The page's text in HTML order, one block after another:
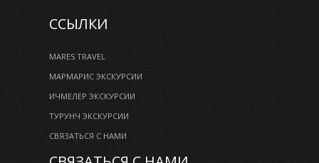
ССЫЛКИ
MARES TRAVEL
МАРМАРИС ЭКСКУРСИИ
ИЧМЕЛЕР ЭКСКУРСИИ
ТУРУНЧ ЭКСКУРСИИ
СВЯЗАТЬСЯ С НАМИ